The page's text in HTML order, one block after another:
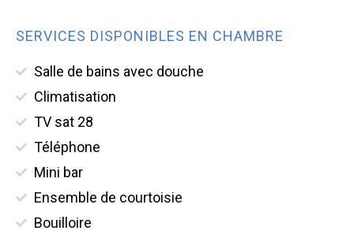
SERVICES DISPONIBLES EN CHAMBRE
Salle de bains avec douche
Climatisation
TV sat 28
Téléphone
Mini bar
Ensemble de courtoisie
Bouilloire